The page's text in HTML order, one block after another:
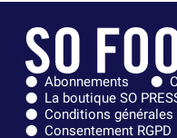
Abonnements
La boutique SO
Conditions
Consentement RGPD